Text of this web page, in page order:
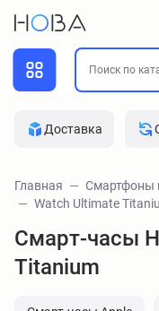
Доставка
Главная Смартфоны
Watch Ultimate
Смарт-часы
Titanium